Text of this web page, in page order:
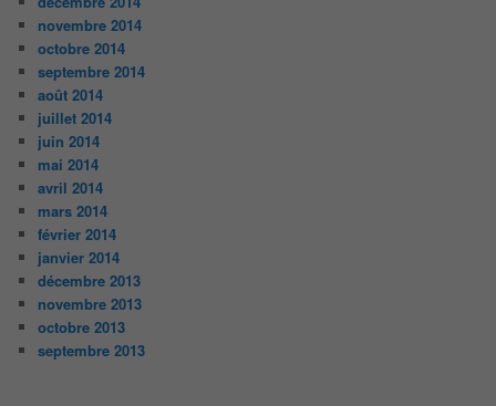
novembre 2014
octobre 2014
septembre 2014
août 2014
juillet 2014
juin 2014
mai 2014
avril 2014
mars 2014
février 2014
janvier 2014
décembre 2013
novembre 2013
octobre 2013
septembre 2013